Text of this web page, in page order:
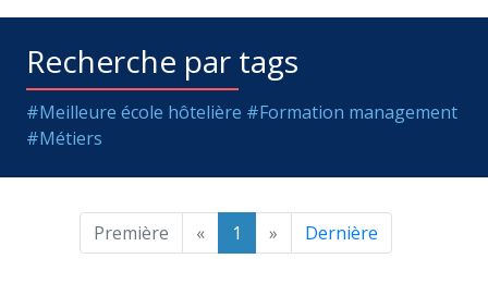
Recherche par tags
#Meilleure école hôtelière #Formation management
#Métiers
Première « 1 » Dernière